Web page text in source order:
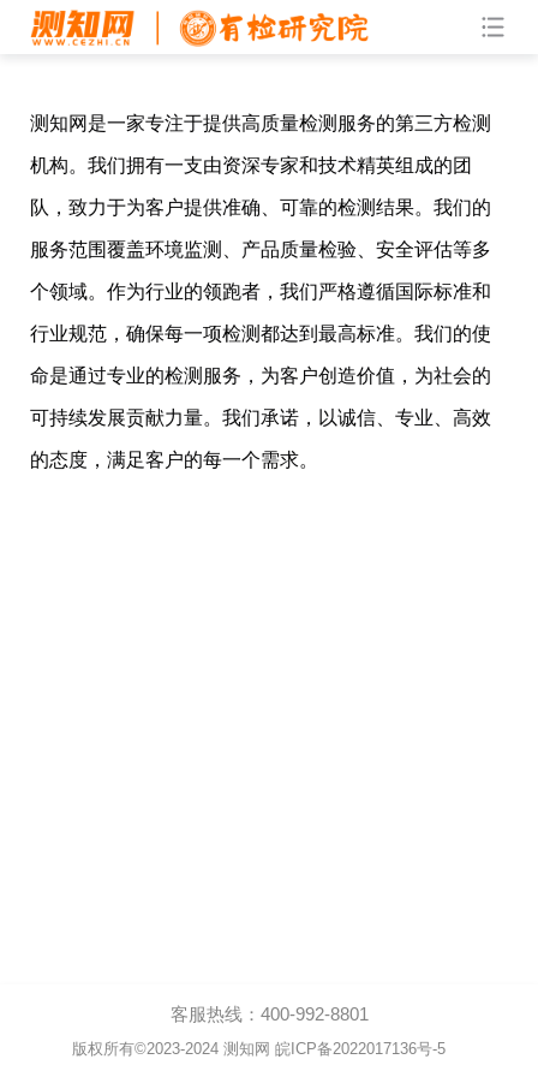
测知网是一家专注于提供高质量检测服务的第三方检测
机构。我们拥有一支由资深专家和技术精英组成的团
队，致力于为客户提供准确、可靠的检测结果。我们的
服务范围覆盖环境监测、产品质量检验、安全评估等多
个领域。作为行业的领跑者，我们严格遵循国际标准和
行业规范，确保每一项检测都达到最高标准。我们的使
命是通过专业的检测服务，为客户创造价值，为社会的
可持续发展贡献力量。我们承诺，以诚信、专业、高效
的态度，满足客户的每一个需求。
客服热线：400-992-8801
版权所有©2023-2024 测知网 皖ICP备2022017136号-5